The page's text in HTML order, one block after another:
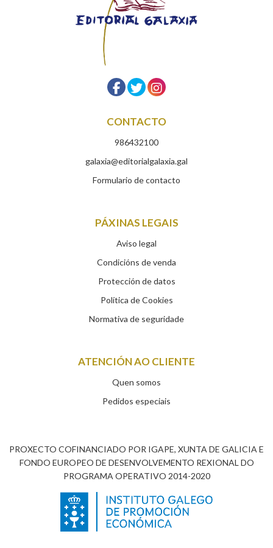
CONTACTO
986432100
galaxia@editorialgalaxia.gal
Formulario de contacto
PÁXINAS LEGAIS
Aviso legal
Condicións de venda
Protección de datos
Política de Cookies
Normativa de seguridade
ATENCIÓN AO CLIENTE
Quen somos
Pedidos especiais
PROXECTO COFINANCIADO POR IGAPE, XUNTA DE GALICIA E
FONDO EUROPEO DE DESENVOLVEMENTO REXIONAL DO
PROGRAMA OPERATIVO 2014-2020